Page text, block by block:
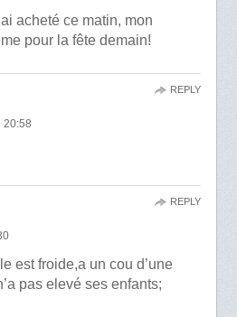
acheté ce matin, mon
pour la fête demain!
20:58
REPLY
est froide,a un cou d’une
pas elevé ses enfants;
REPLY